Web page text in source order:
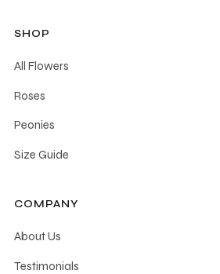
SHOP
All Flowers
Roses
Peonies
Size Guide
COMPANY
About Us
Testimonials